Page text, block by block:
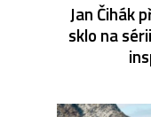
Jan Čihák
sklo na